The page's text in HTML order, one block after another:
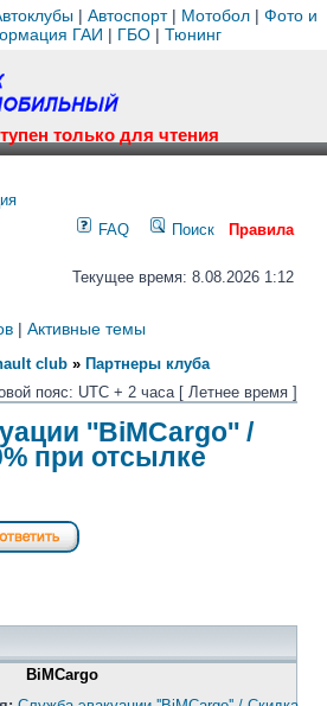
| Автоспорт| Мотобол | Фото и
ГАИ | ГБО| Тюнинг
только для чтения
FAQ
Поиск Правила
Текущее время: 8.08.2026 1:12
| Активные темы
club » Партнеры клуба
пояс: UTC + 2 часа [ Летнее время ]
''BiMCargo'' /
при отсылке
BiMCargo